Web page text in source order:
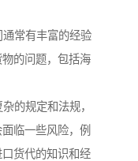
常有丰富的经验
的问题，包括海
的规定和法规，
临一些风险，例
货代的知识和经